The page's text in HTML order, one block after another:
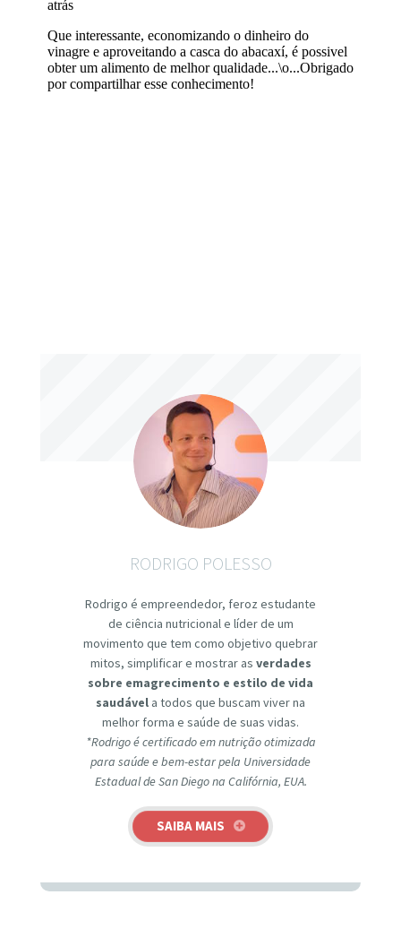
RODRIGO POLESSO
Rodrigo é empreendedor, feroz estudante
de ciência nutricional e líder de um
movimento que tem como objetivo quebrar
mitos, simplificar e mostrar as verdades
sobre emagrecimento e estilo de vida
saudável a todos que buscam viver na
melhor forma e saúde de suas vidas.
*Rodrigo é certificado em nutrição otimizada
para saúde e bem-estar pela Universidade
Estadual de San Diego na Califórnia, EUA.
SAIBA MAIS